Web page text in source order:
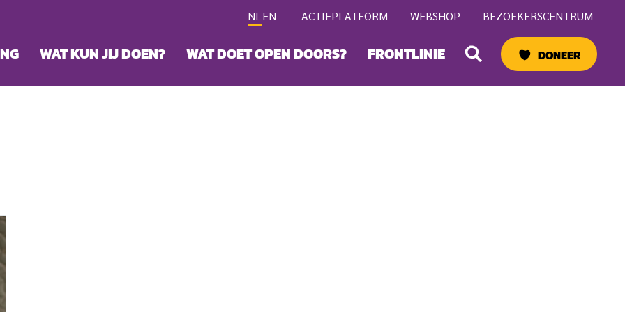
NL EN ACTIEPLATFORM WEBSHOP BEZOEKERSCENTRUM
WAT KUN JIJ DOEN? WAT DOET OPEN DOORS? FRONTLINIE Zoeken DONEER